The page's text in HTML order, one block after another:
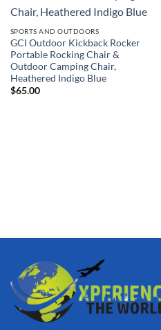
SPORTS AND OUTDOORS
GCI Outdoor Kickback Rocker
Portable Rocking Chair &
Outdoor Camping Chair,
Heathered Indigo Blue
$65.00